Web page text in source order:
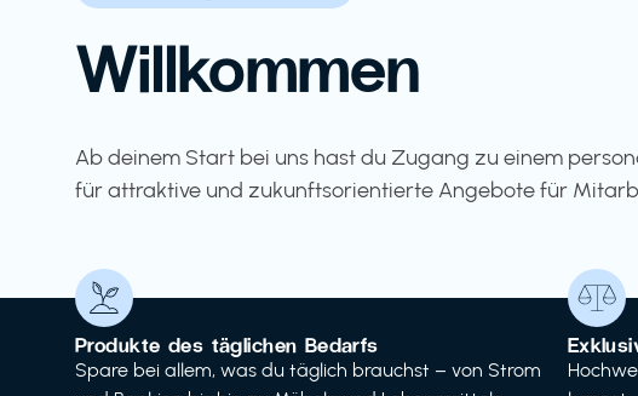
Willkommen
Ab deinem Start bei uns hast du Zugang zu einem
für attraktive und zukunftsorientierte Angebote für
Produkte des täglichen Bedarfs
Spare bei allem, was du täglich brauchst – von Strom